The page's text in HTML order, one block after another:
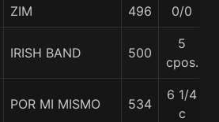
ZIM 496 0/0
IRISH BAND 500
5
cpos.
POR MI MISMO 534
6 1/4
c